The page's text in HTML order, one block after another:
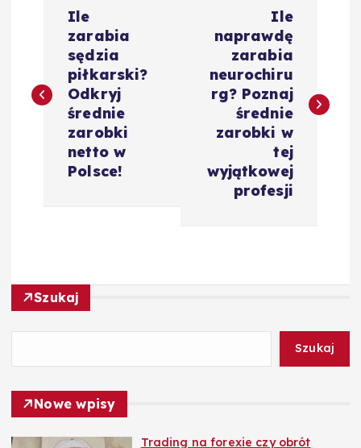
w
j
a
w
p
i
Ile
zarabia
sędzia
piłkarski?
Odkryj
średnie
zarobki
netto w
Polsce!
Ile
naprawdę
zarabia
neurochiru
rg? Poznaj
średnie
zarobki w
tej
wyjątkowej
profesji
Szukaj
Szukaj
Nowe wpisy
Trading na forexie czy obrót